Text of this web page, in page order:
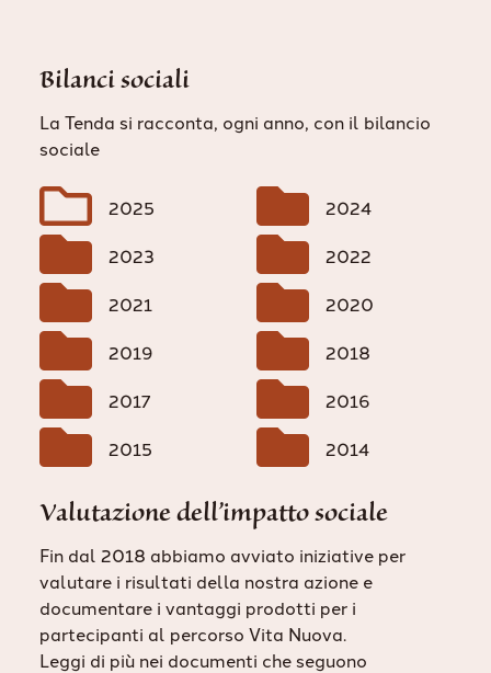
Bilanci sociali
La Tenda si racconta, ogni anno, con il bilancio
sociale
 2025  2024
 2023  2022
 2021  2020
 2019  2018
 2017  2016
 2015  2014
​Valutazione dell’impatto sociale
Fin dal 2018 abbiamo avviato iniziative per
valutare i risultati della nostra azione e
documentare i vantaggi prodotti per i
partecipanti al percorso Vita Nuova.
Leggi di più nei documenti che seguono